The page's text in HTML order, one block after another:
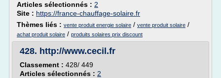
Articles sélectionnés : 2
Site : https://france-chauffage-solaire.fr
Thèmes liés : vente produit energie solaire / vente produit solaire /
achat produit solaire / produits solaires prix discount
428. http://www.cecil.fr
Classement : 428/ 449
Articles sélectionnés : 2